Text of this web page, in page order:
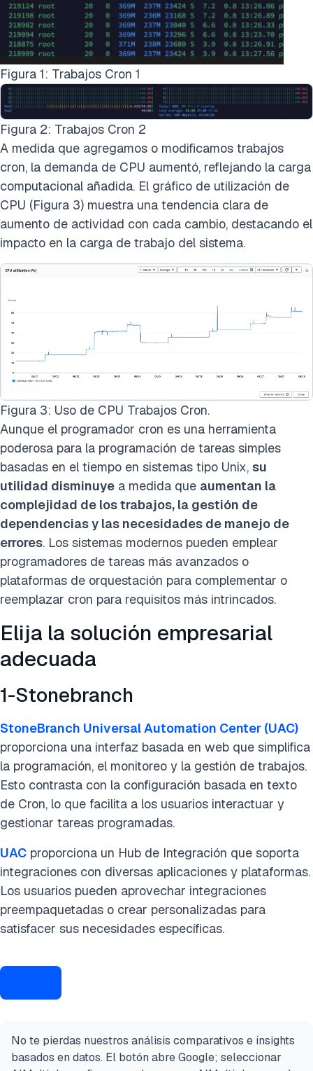
Figura 1: Trabajos Cron 1
Figura 2: Trabajos Cron 2
A medida que agregamos o modificamos trabajos
cron, la demanda de CPU aumentó, reflejando la carga
computacional añadida. El gráfico de utilización de
CPU (Figura 3) muestra una tendencia clara de
aumento de actividad con cada cambio, destacando el
impacto en la carga de trabajo del sistema.
Figura 3: Uso de CPU Trabajos Cron.
Aunque el programador cron es una herramienta
poderosa para la programación de tareas simples
basadas en el tiempo en sistemas tipo Unix, su
utilidad disminuye a medida que aumentan la
complejidad de los trabajos, la gestión de
dependencias y las necesidades de manejo de
errores. Los sistemas modernos pueden emplear
programadores de tareas más avanzados o
plataformas de orquestación para complementar o
reemplazar cron para requisitos más intrincados.
Elija la solución empresarial
adecuada
1-Stonebranch
StoneBranch Universal Automation Center (UAC)
proporciona una interfaz basada en web que simplifica
la programación, el monitoreo y la gestión de trabajos.
Esto contrasta con la configuración basada en texto
de Cron, lo que facilita a los usuarios interactuar y
gestionar tareas programadas.
UAC proporciona un Hub de Integración que soporta
integraciones con diversas aplicaciones y plataformas.
Los usuarios pueden aprovechar integraciones
preempaquetadas o crear personalizadas para
satisfacer sus necesidades específicas.
No te pierdas nuestros análisis comparativos e insights
basados en datos. El botón abre Google; seleccionar